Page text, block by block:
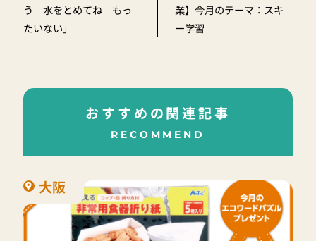
う 水をとめてね もっ
たいない」
業】今月のテーマ：スキ
ー学習
おすすめの関連記事
RECOMMEND
大阪